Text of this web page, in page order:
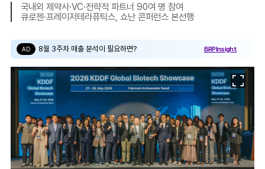
국내외 제약사·VC·전략적 파트너 90여 명 참여
큐로젠·프레이저테라퓨틱스, 쇼난 콘퍼런스 본선행
AD 8월 3주차 매출 분석이 필요하면? BRPInsight